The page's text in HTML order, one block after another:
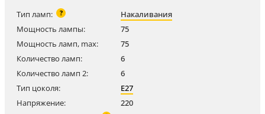
Тип ламп: ?
Накаливания
Мощность лампы:
75
Мощность ламп, max:
75
Количество ламп:
6
Количество ламп 2:
6
Тип цоколя:
E27
Напряжение:
220